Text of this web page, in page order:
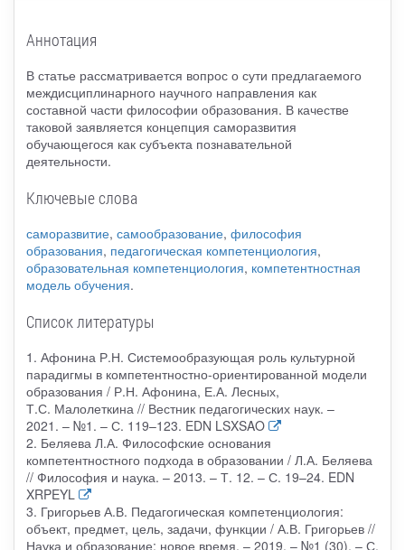
Аннотация
В статье рассматривается вопрос о сути предлагаемого
междисциплинарного научного направления как
составной части философии образования. В качестве
таковой заявляется концепция саморазвития
обучающегося как субъекта познавательной
деятельности.
Ключевые слова
саморазвитие, самообразование, философия
образования, педагогическая компетенциология,
образовательная компетенциология, компетентностная
модель обучения.
Список литературы
1. Афонина Р.Н. Системообразующая роль культурной
парадигмы в компетентностно-ориентированной модели
образования / Р.Н. Афонина, Е.А. Лесных,
Т.С. Малолеткина // Вестник педагогических наук. –
2021. – №1. – С. 119–123. EDN LSXSAO
2. Беляева Л.А. Философские основания
компетентностного подхода в образовании / Л.А. Беляева
// Философия и наука. – 2013. – Т. 12. – С. 19–24. EDN
XRPEYL
3. Григорьев А.В. Педагогическая компетенциология:
объект, предмет, цель, задачи, функции / А.В. Григорьев //
Наука и образование: новое время. – 2019. – №1 (30). – С.